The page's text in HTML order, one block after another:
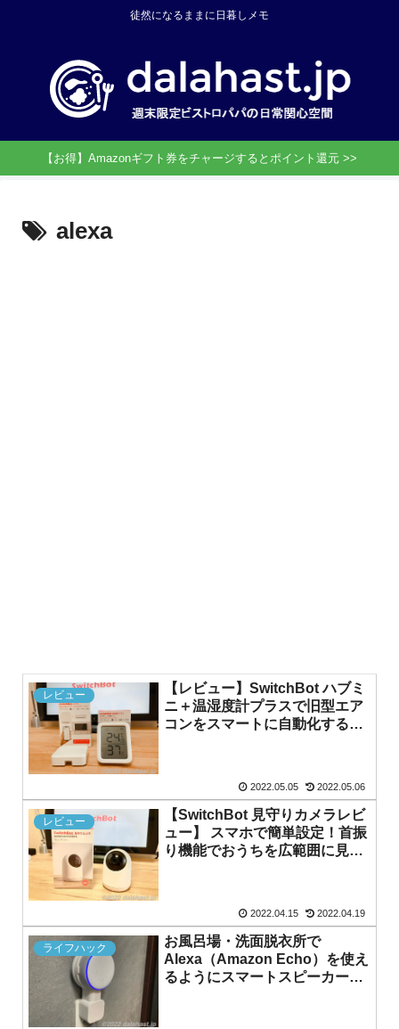
徒然になるままに日暮しメモ
【お得】Amazonギフト券をチャージするとポイント還元 >>
alexa
レビュー
【レビュー】SwitchBot ハブミ
ニ＋温湿度計プラスで旧型エア
コンをスマートに自動化する方
2022.05.05 2022.05.06
レビュー
【SwitchBot 見守りカメラレビ
ュー】 スマホで簡単設定！首振
り機能でおうちを広範囲に見守
2022.04.15 2022.04.19
ライフハック
お風呂場・洗面脱衣所で
Alexa（Amazon Echo）を使え
るようにスマートスピーカーを